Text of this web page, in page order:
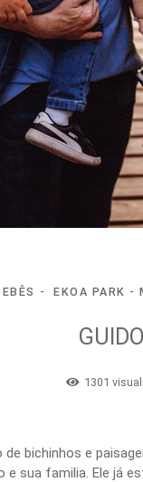
EKOA PARK -
1301
bichinhos e
sua familia. Ele já